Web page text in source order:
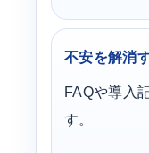
不安を解消
FAQや導入
す。